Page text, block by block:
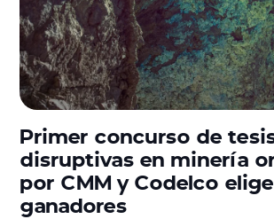
Primer concurso de
disruptivas en minería
por CMM y Codelco
ganadores